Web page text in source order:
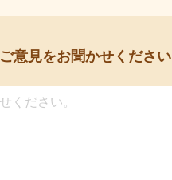
ご意見をお聞かせください